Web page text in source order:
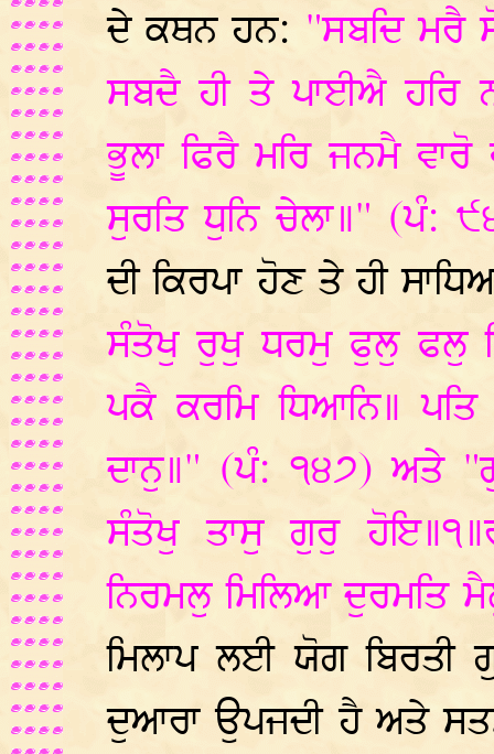
ਦੇ ਕਥਨ ਹਨ: "ਸਬਦਿ ਮਰੈ
ਸਬਦੈ ਹੀ ਤੇ ਪਾਈਐ ਹਰਿ
ਭੂਲਾ ਫਿਰੈ ਮਰਿ ਜਨਮੈ
ਸੁਰਤਿ ਧੁਨਿ ਚੇਲਾ॥" (ਪੰ:
ਦੀ ਕਿਰਪਾ ਹੋਣ ਤੇ ਹੀ
ਸੰਤੋਖੁ ਰੁਖੁ ਧਰਮੁ ਫੁਲੁ ਫਲੁ
ਪਕੈ ਕਰਮਿ ਧਿਆਨਿ॥ ਪਤਿ
ਦਾਨੁ॥" (ਪੰ: ੧੪੭) ਅਤੇ
ਸੰਤੋਖੁ ਤਾਸੁ ਗੁਰੁ
ਨਿਰਮਲੁ ਮਿਲਿਆ
ਮਿਲਾਪ ਲਈ ਯੋਗ ਬਿਰਤੀ
ਦੁਆਰਾ ਉਪਜਦੀ ਹੈ ਅਤੇ